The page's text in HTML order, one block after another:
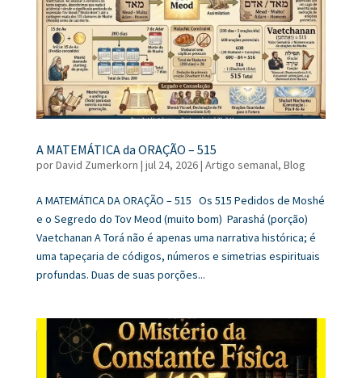
A MATEMÁTICA da ORAÇÃO – 515
porDavid Zumerkorn | jul 24, 2026| Artigo semanal, Blog
A MATEMÁTICA DA ORAÇÃO – 515 Os 515 Pedidos de Moshé
e o Segredo do Tov Meod (muito bom) Parashá (porção)
Vaetchanan A Torá não é apenas uma narrativa histórica; é
uma tapeçaria de códigos, números e simetrias espirituais
profundas. Duas de suas porções...